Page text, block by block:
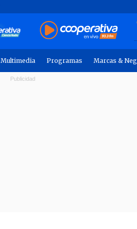
Multimedia Programas Marcas &